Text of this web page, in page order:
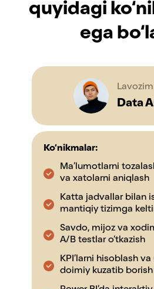
Lavozim
Data
quyidagi
ega
Ko‘nikmalar:
Ma’lumotlarni
va xatolarni aniqlash
Katta jadvallar bilan
mantiqiy tizimga
Savdo, mijoz va
A/B testlar o‘tkazish
KPI’larni hisoblash va
doimiy kuzatib borish